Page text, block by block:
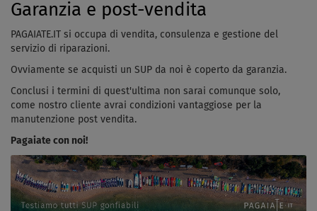
Garanzia e post-vendita
PAGAIATE.IT si occupa di vendita, consulenza e gestione del
servizio di riparazioni.
Ovviamente se acquisti un SUP da noi è coperto da garanzia.
Conclusi i termini di quest'ultima non sarai comunque solo,
come nostro cliente avrai condizioni vantaggiose per la
manutenzione post vendita.
Pagaiate con noi!